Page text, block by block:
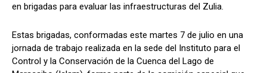
en brigadas para evaluar las infraestructuras del Zulia.
Estas brigadas, conformadas este martes 7 de julio en una
jornada de trabajo realizada en la sede del Instituto para el
Control y la Conservación de la Cuenca del Lago de